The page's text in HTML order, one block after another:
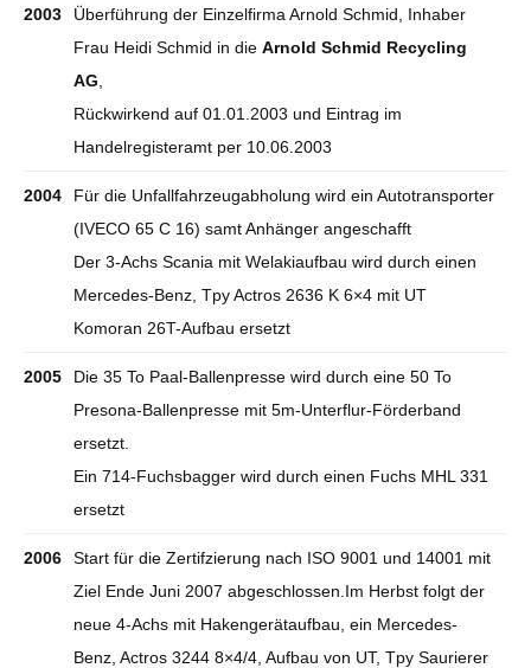
2003
Überführung der Einzelfirma Arnold Schmid, Inhaber
Frau Heidi Schmid in die Arnold Schmid Recycling
AG
Rückwirkend auf 01.01.2003 und Eintrag im
Handelregisteramt per 10.06.2003
2004
Für die Unfallfahrzeugabholung wird ein Autotransporter
(IVECO 65 C 16) samt Anhänger angeschafft
Der 3-Achs Scania mit Welakiaufbau wird durch einen
Mercedes-Benz, Tpy Actros 2636 K 6×4 mit UT
Komoran 26T-Aufbau ersetzt
2005
Die 35 To Paal-Ballenpresse wird durch eine 50 To
Presona-Ballenpresse mit 5m-Unterflur-Förderband
ersetzt.
Ein 714-Fuchsbagger wird durch einen Fuchs MHL 331
ersetzt
2006
Start für die Zertifzierung nach ISO 9001 und 14001 mit
Ziel Ende Juni 2007 abgeschlossen.Im Herbst folgt der
neue 4-Achs mit Hakengerätaufbau, ein Mercedes-
Benz, Actros 3244 8×4/4, Aufbau von UT, Tpy Saurierer